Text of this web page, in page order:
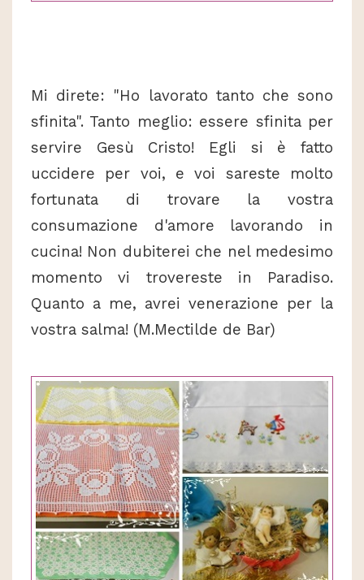
Mi direte: "Ho lavorato tanto che sono
sfinita". Tanto meglio: essere sfinita per
servire Gesù Cristo! Egli si è fatto
uccidere per voi, e voi sareste molto
fortunata di trovare la vostra
consumazione d'amore lavorando in
cucina! Non dubiterei che nel medesimo
momento vi trovereste in Paradiso.
Quanto a me, avrei venerazione per la
vostra salma! (M.Mectilde de Bar)